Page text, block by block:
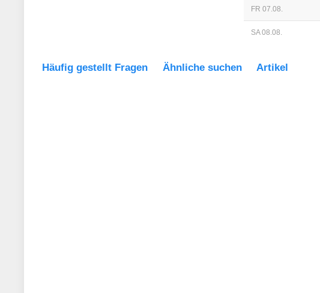
FR 07.08.
SA 08.08.
Häufig gestellt Fragen Ähnliche suchen Artikel